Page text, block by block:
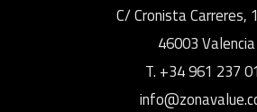
C/ Cronista Carreres,
46003 Valencia
T. +34 961 237